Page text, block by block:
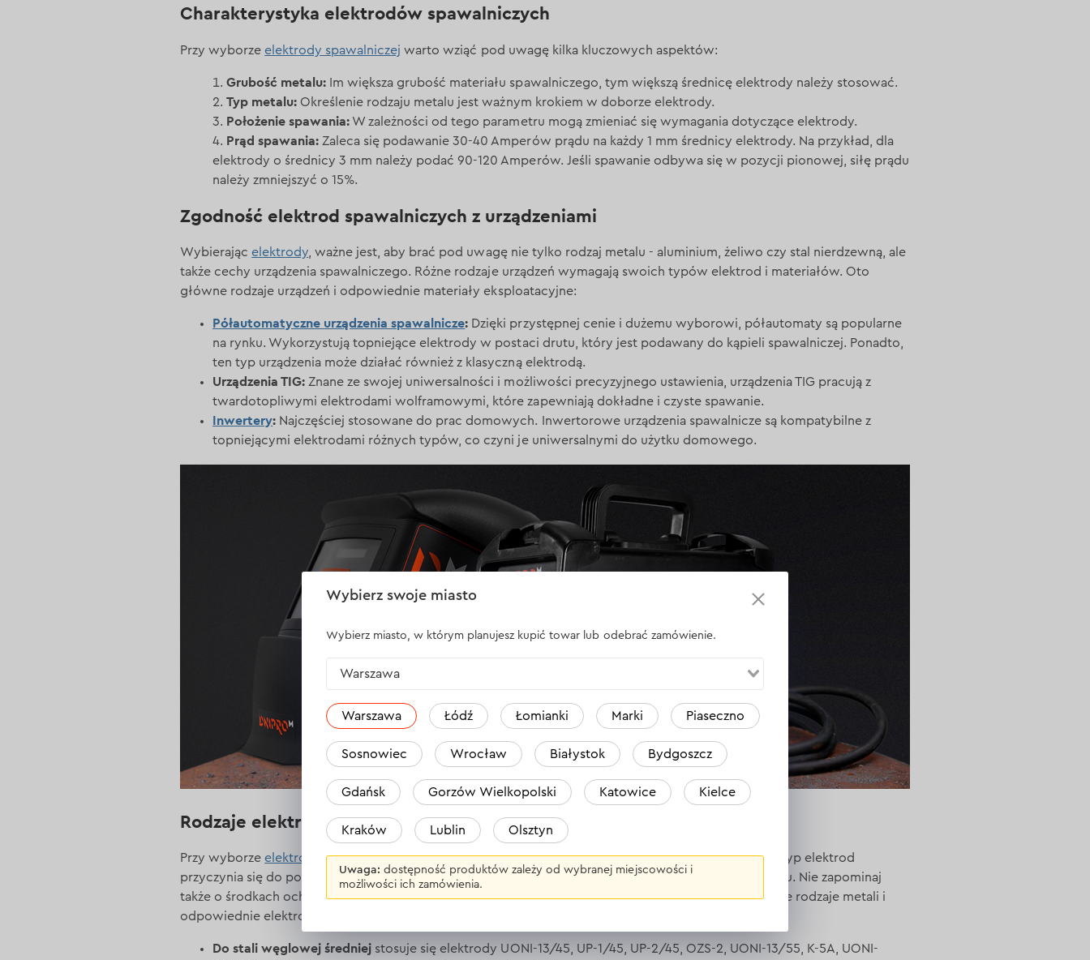
Charakterystyka elektrodów spawalniczych
Przy wyborze elektrody spawalniczej warto wziąć pod uwagę kilka kluczowych aspektów:
Grubość metalu: Im większa grubość materiału spawalniczego, tym większą średnicę elektrody należy stosować.
Typ metalu: Określenie rodzaju metalu jest ważnym krokiem w doborze elektrody.
Położenie spawania: W zależności od tego parametru mogą zmieniać się wymagania dotyczące elektrody.
Prąd spawania: Zaleca się podawanie 30-40 Amperów prądu na każdy 1 mm średnicy elektrody. Na przykład, dla
elektrody o średnicy 3 mm należy podać 90-120 Amperów. Jeśli spawanie odbywa się w pozycji pionowej, siłę prądu
należy zmniejszyć o 15%.
Zgodność elektrod spawalniczych z urządzeniami
Wybierając elektrody , ważne jest, aby brać pod uwagę nie tylko rodzaj metalu - aluminium, żeliwo czy stal nierdzewną, ale
także cechy urządzenia spawalniczego. Różne rodzaje urządzeń wymagają swoich typów elektrod i materiałów. Oto
główne rodzaje urządzeń i odpowiednie materiały eksploatacyjne:
Półautomatyczne urządzenia spawalnicze: Dzięki przystępnej cenie i dużemu wyborowi, półautomaty są popularne
na rynku. Wykorzystują topniejące elektrody w postaci drutu, który jest podawany do kąpieli spawalniczej. Ponadto,
ten typ urządzenia może działać również z klasyczną elektrodą.
Urządzenia TIG: Znane ze swojej uniwersalności i możliwości precyzyjnego ustawienia, urządzenia TIG pracują z
twardotopliwymi elektrodami wolframowymi, które zapewniają dokładne i czyste spawanie.
Inwertery: Najczęściej stosowane do prac domowych. Inwertorowe urządzenia spawalnicze są kompatybilne z
topniejącymi elektrodami różnych typów, co czyni je uniwersalnymi do użytku domowego.
Rodzaje elektrod według typu spawanych metali
Przy wyborze elektrod
ważne jest uwzględnienie rodzaju metalu, do którego są przeznaczone. Każdy typ elektrod
przyczynia się do podniesienia jakości spoiny, zmniejszenia kosztów materiałów i uproszczenia procesu. Nie zapominaj
także o środkach ochrony, takich jak rękawice spawalnicze oraz maska lub gogle. Oto najpopularniejsze rodzaje metali i
odpowiednie elektrody do ich spawania:
Do stali węglowej średniej stosuje się elektrody UONI-13/45, UP-1/45, UP-2/45, OZS-2, UONI-13/55, K-5A, UONI-
Wybierz swoje miasto
Wybierz miasto, w którym planujesz kupić towar lub odebrać zamówienie.
Warszawa
Warszawa Łódź Łomianki Marki Piaseczno
Sosnowiec Wrocław Białystok Bydgoszcz
Gdańsk Gorzów Wielkopolski Katowice Kielce
Kraków Lublin Olsztyn
Uwaga: dostępność produktów zależy od wybranej miejscowości i
możliwości ich zamówienia.